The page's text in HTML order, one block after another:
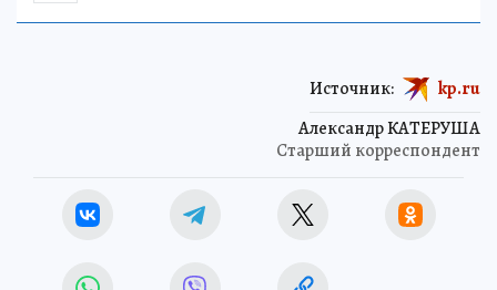
Александр КАТЕРУША
Старший корреспондент
Источник: kp.ru